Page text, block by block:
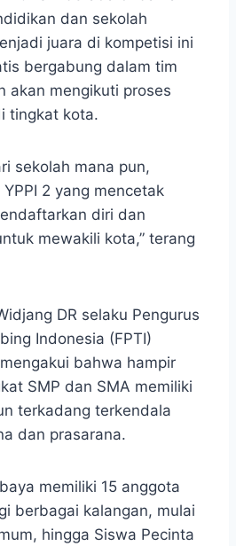
dan sekolah
juara di kompetisi ini
bergabung dalam tim
akan mengikuti proses
tingkat kota.
sekolah mana pun,
2 yang mencetak
diri dan
mewakili kota,” terang
DR selaku Pengurus
Indonesia (FPTI)
bahwa hampir
SMP dan SMA memiliki
terkadang terkendala
dan prasarana.
memiliki 15 anggota
berbagai kalangan, mulai
hingga Siswa Pecinta